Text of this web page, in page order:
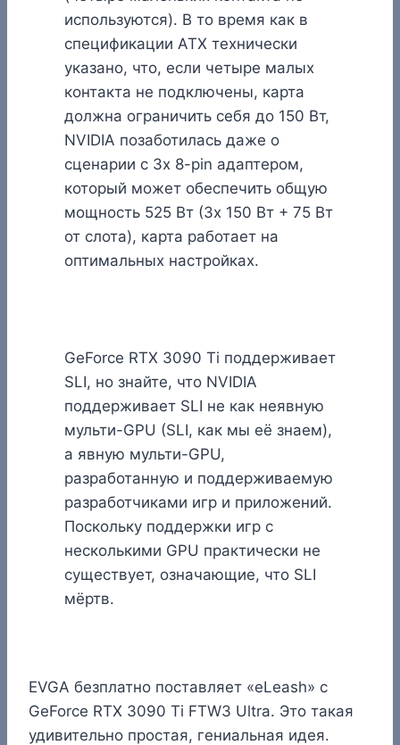
используются). В то время как в
спецификации ATX технически
указано, что, если четыре малых
контакта не подключены, карта
должна ограничить себя до 150 Вт,
NVIDIA позаботилась даже о
сценарии с 3x 8-pin адаптером,
который может обеспечить общую
мощность 525 Вт (3x 150 Вт + 75 Вт
от слота), карта работает на
оптимальных настройках.
GeForce RTX 3090 Ti поддерживает
SLI, но знайте, что NVIDIA
поддерживает SLI не как неявную
мульти-GPU (SLI, как мы её знаем),
а явную мульти-GPU,
разработанную и поддерживаемую
разработчиками игр и приложений.
Поскольку поддержки игр с
несколькими GPU практически не
существует, означающие, что SLI
мёртв.
EVGA безплатно поставляет «eLeash» с
GeForce RTX 3090 Ti FTW3 Ultra. Это такая
удивительно простая, гениальная идея.